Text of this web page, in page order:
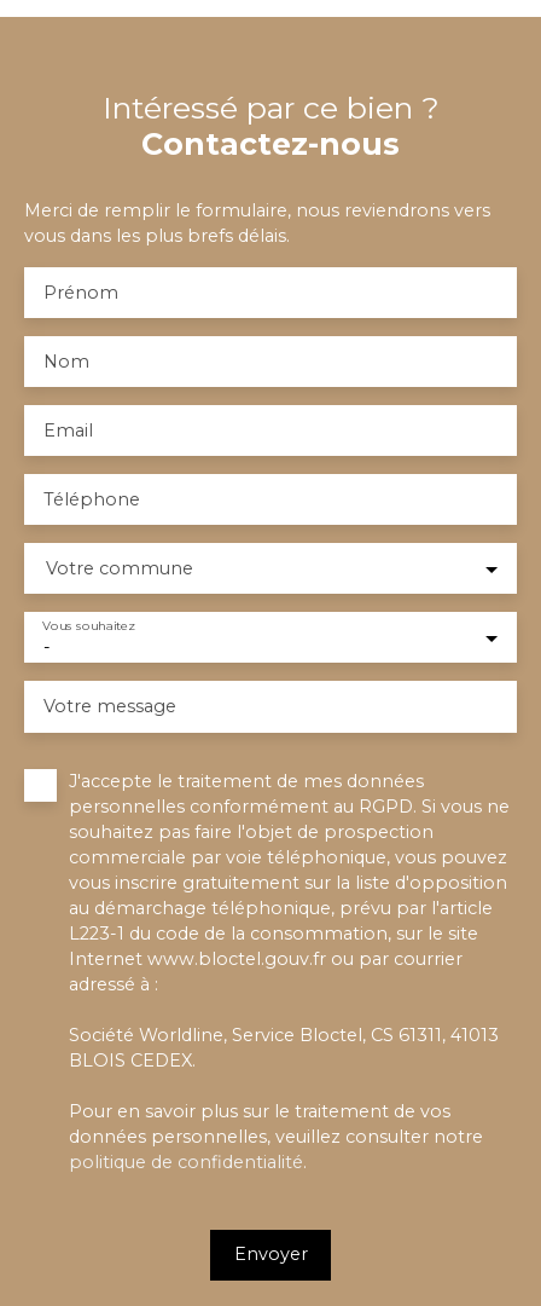
Intéressé par ce bien ?
Contactez-nous
Merci de remplir le formulaire, nous reviendrons vers
vous dans les plus brefs délais.
Prénom
Nom
Email
Téléphone
Votre commune
-
Vous souhaitez
Votre message
J'accepte le traitement de mes données
personnelles conformément au RGPD. Si vous ne
souhaitez pas faire l'objet de prospection
commerciale par voie téléphonique, vous pouvez
vous inscrire gratuitement sur la liste d'opposition
au démarchage téléphonique, prévu par l'article
L223-1 du code de la consommation, sur le site
Internet www.bloctel.gouv.fr ou par courrier
adressé à :
Société Worldline, Service Bloctel, CS 61311, 41013
BLOIS CEDEX.
Pour en savoir plus sur le traitement de vos
données personnelles, veuillez consulter notre
politique de confidentialité.
Envoyer